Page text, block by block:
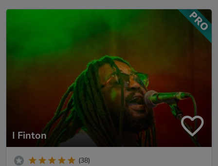
I Finton
(38)